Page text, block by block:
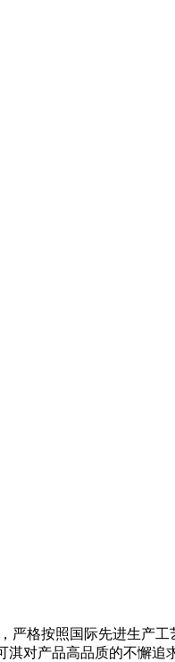
格按照国际先进生产
对产品高品质的不懈追